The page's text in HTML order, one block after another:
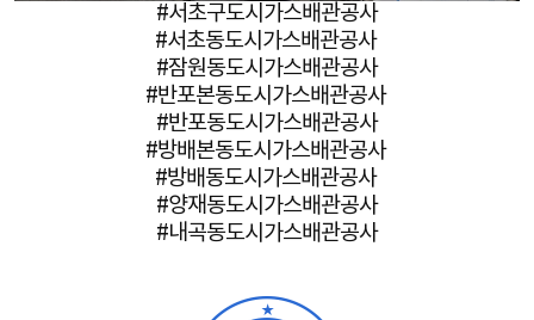
#서초구도시가스배관공사
#서초동도시가스배관공사
#잠원동도시가스배관공사
#반포본동도시가스배관공사
#반포동도시가스배관공사
#방배본동도시가스배관공사
#방배동도시가스배관공사
#양재동도시가스배관공사
#내곡동도시가스배관공사